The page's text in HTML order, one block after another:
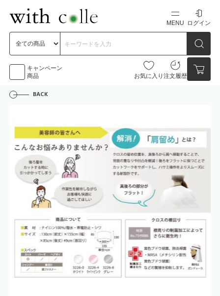
MENU
新規会員登録
ログイン
キャンペーン
商品
お気に入り 注文履歴
カートの中身を見る
BACK